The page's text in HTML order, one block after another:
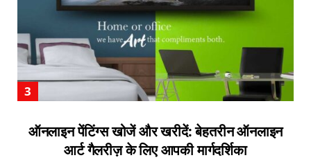
ऑनलाइन पेंटिंग्स खोजें और खरीदें: बेहतरीन ऑनलाइन
आर्ट गैलरीज़ के लिए आपकी मार्गदर्शिका